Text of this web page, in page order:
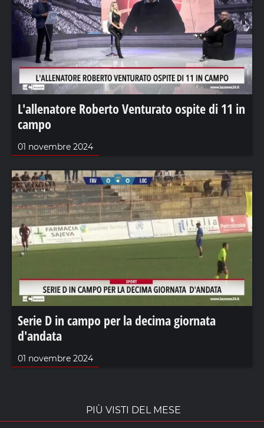
L'allenatore Roberto Venturato ospite di 11 in
campo
01 novembre 2024
Serie D in campo per la decima giornata
d'andata
01 novembre 2024
PIÙ VISTI DEL MESE